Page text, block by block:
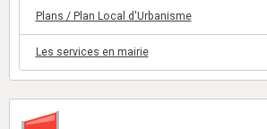
Plans / Plan Local d'Urbanisme
Les services en mairie